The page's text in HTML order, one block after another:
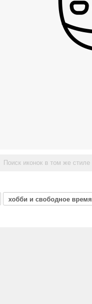
хобби и свободное время